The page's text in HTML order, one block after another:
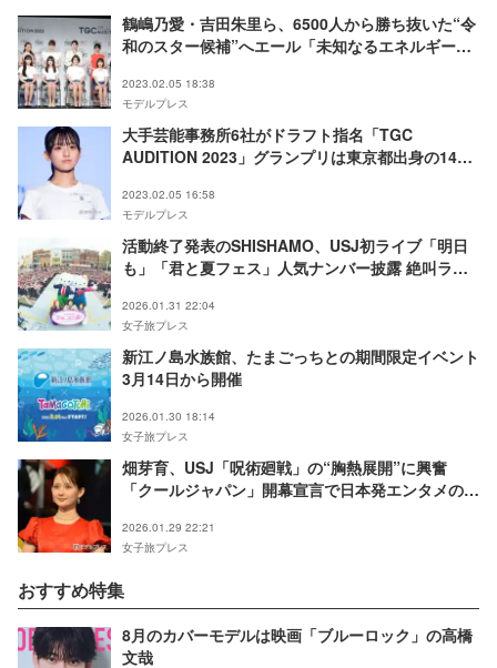
鶴嶋乃愛・吉田朱里ら、6500人から勝ち抜いた“令
和のスター候補”へエール「未知なるエネルギーを
2023.02.05 18:38
モデルプレス
大手芸能事務所6社がドラフト指名「TGC
AUDITION 2023」グランプリは東京都出身の14
2023.02.05 16:58
モデルプレス
活動終了発表のSHISHAMO、USJ初ライブ「明日
も」「君と夏フェス」人気ナンバー披露 絶叫ライ
2026.01.31 22:04
女子旅プレス
新江ノ島水族館、たまごっちとの期間限定イベント
3月14日から開催
2026.01.30 18:14
女子旅プレス
畑芽育、USJ「呪術廻戦」の“胸熱展開”に興奮
「クールジャパン」開幕宣言で日本発エンタメの魅
2026.01.29 22:21
女子旅プレス
おすすめ特集
8月のカバーモデルは映画「ブルーロック」の高橋
文哉